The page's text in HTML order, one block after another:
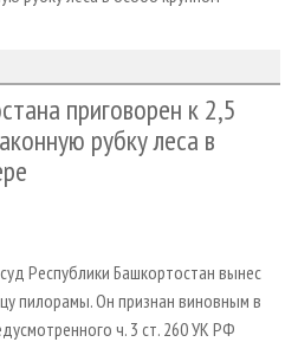
ПЛИТ
приговорен к 2,5
рубку леса в
Республики Башкортостан вынес
пилорамы. Он признан виновным в
ч. 3 ст. 260 УК РФ